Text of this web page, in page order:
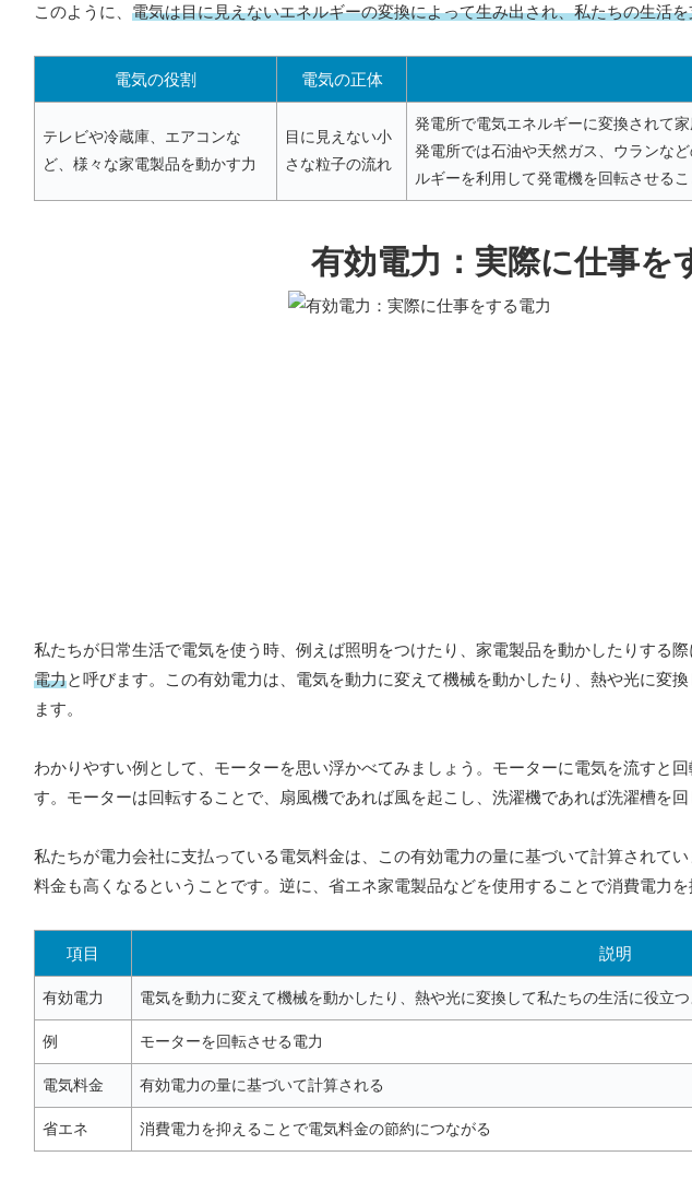
このように、 電気は目に見えないエネルギーの変換によって生み出され、私たちの生活
電気の役割 電気の正体
テレビや冷蔵庫、エアコンな
ど、様々な家電製品を動かす力
目に見えない小
さな粒子の流れ
発電所で電気エネルギーに変換されて
発電所では石油や天然ガス、ウランな
ルギーを利用して発電機を回転させる
有効電力：実際に仕事を
私たちが日常生活で電気を使う時、例えば照明をつけたり、家電製品を動かしたりする
電力と呼びます。この有効電力は、電気を動力に変えて機械を動かしたり、熱や光に変
ます。
わかりやすい例として、モーターを思い浮かべてみましょう。モーターに電気を流すと
す。モーターは回転することで、扇風機であれば風を起こし、洗濯機であれば洗濯槽を
私たちが電力会社に支払っている電気料金は、この有効電力の量に基づいて計算されて
料金も高くなるということです。逆に、省エネ家電製品などを使用することで消費電力
項目 説明
有効電力 電気を動力に変えて機械を動かしたり、熱や光に変換して私たちの生活に役立
例 モーターを回転させる電力
電気料金 有効電力の量に基づいて計算される
省エネ 消費電力を抑えることで電気料金の節約につながる